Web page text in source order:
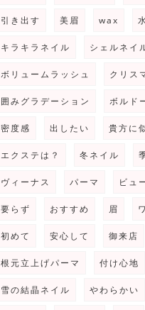
引き出す 美眉 wax
キラキラネイル シェルネイ
ボリュームラッシュ クリス
囲みグラデーション ボルド
密度感 出したい 貴方に
エクステは？ 冬ネイル
ヴィーナス パーマ ビュ
要らず おすすめ 眉
初めて 安心して 御来店
根元立上げパーマ 付け心地
雪の結晶ネイル やわらかい